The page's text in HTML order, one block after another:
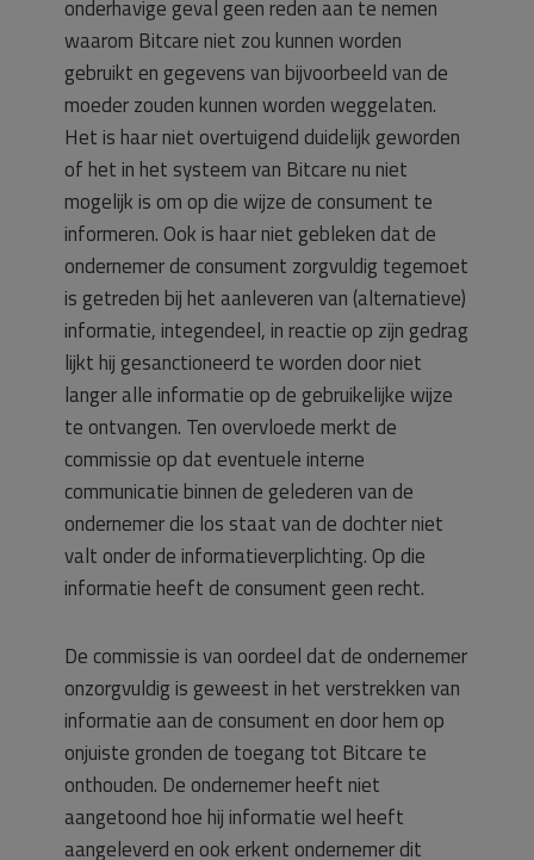
onderhavige geval geen reden aan te nemen
waarom Bitcare niet zou kunnen worden
gebruikt en gegevens van bijvoorbeeld van de
moeder zouden kunnen worden weggelaten.
Het is haar niet overtuigend duidelijk geworden
of het in het systeem van Bitcare nu niet
mogelijk is om op die wijze de consument te
informeren. Ook is haar niet gebleken dat de
ondernemer de consument zorgvuldig tegemoet
is getreden bij het aanleveren van (alternatieve)
informatie, integendeel, in reactie op zijn gedrag
lijkt hij gesanctioneerd te worden door niet
langer alle informatie op de gebruikelijke wijze
te ontvangen. Ten overvloede merkt de
commissie op dat eventuele interne
communicatie binnen de gelederen van de
ondernemer die los staat van de dochter niet
valt onder de informatieverplichting. Op die
informatie heeft de consument geen recht.
De commissie is van oordeel dat de ondernemer
onzorgvuldig is geweest in het verstrekken van
informatie aan de consument en door hem op
onjuiste gronden de toegang tot Bitcare te
onthouden. De ondernemer heeft niet
aangetoond hoe hij informatie wel heeft
aangeleverd en ook erkent ondernemer dit